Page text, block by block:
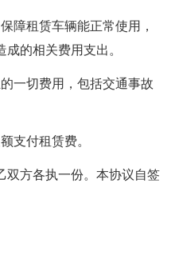
障租赁车辆能正常使用，
的相关费用支出。
一切费用，包括交通事故
支付租赁费。
双方各执一份。本协议自签